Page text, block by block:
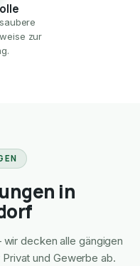
zur
in
decken alle gängigen
und Gewerbe ab.